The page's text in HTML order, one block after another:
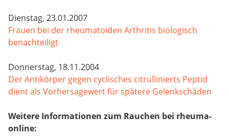
Dienstag, 23.01.2007
Frauen bei der rheumatoiden Arthritis biologisch
benachteiligt
Donnerstag, 18.11.2004
Der Antikörper gegen cyclisches citrullinierts Peptid
dient als Vorhersagewert für spätere Gelenkschäden
Weitere Informationen zum Rauchen bei rheuma-
online: